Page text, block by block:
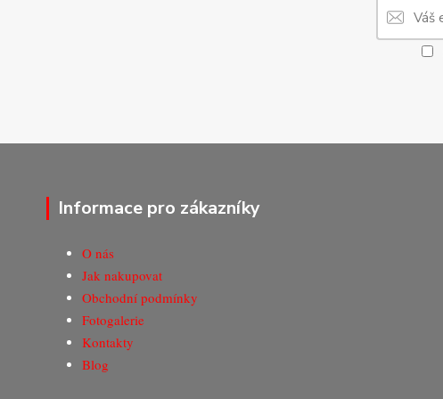
Informace pro zákazníky
O nás
Jak nakupovat
Obchodní podmínky
Fotogalerie
Kontakty
Blog